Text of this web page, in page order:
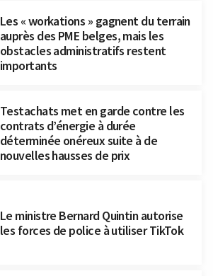
Les « workations » gagnent du terrain
auprès des PME belges, mais les
obstacles administratifs restent
importants
Testachats met en garde contre les
contrats d’énergie à durée
déterminée onéreux suite à de
nouvelles hausses de prix
Le ministre Bernard Quintin autorise
les forces de police à utiliser TikTok